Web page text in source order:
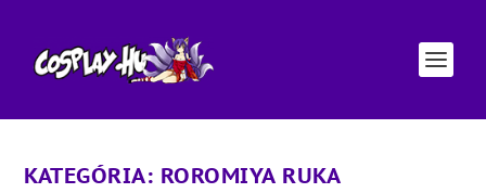
KATEGÓRIA: ROROMIYA RUKA